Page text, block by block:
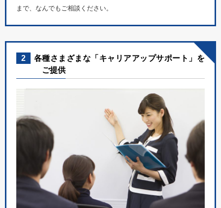
まで、なんでもご相談ください。
2
各種さまざまな「キャリアアップサポート」を
ご提供